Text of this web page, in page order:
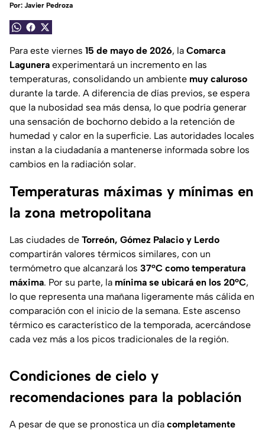
Por: Javier Pedroza
Para este viernes 15 de mayo de 2026, la Comarca
Lagunera experimentará un incremento en las
temperaturas, consolidando un ambiente muy caluroso
durante la tarde. A diferencia de días previos, se espera
que la nubosidad sea más densa, lo que podría generar
una sensación de bochorno debido a la retención de
humedad y calor en la superficie. Las autoridades locales
instan a la ciudadanía a mantenerse informada sobre los
cambios en la radiación solar.
Temperaturas máximas y mínimas en
la zona metropolitana
Las ciudades de Torreón, Gómez Palacio y Lerdo
compartirán valores térmicos similares, con un
termómetro que alcanzará los 37°C como temperatura
máxima. Por su parte, la mínima se ubicará en los 20°C,
lo que representa una mañana ligeramente más cálida en
comparación con el inicio de la semana. Este ascenso
térmico es característico de la temporada, acercándose
cada vez más a los picos tradicionales de la región.
Condiciones de cielo y
recomendaciones para la población
A pesar de que se pronostica un día completamente